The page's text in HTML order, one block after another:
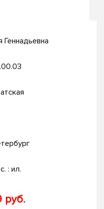
Геннадьевна
: ил.
руб.